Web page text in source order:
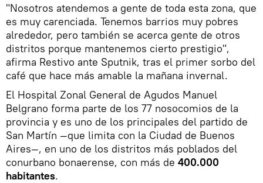
"Nosotros atendemos a gente de toda esta zona, que
es muy carenciada. Tenemos barrios muy pobres
alrededor, pero también se acerca gente de otros
distritos porque mantenemos cierto prestigio",
afirma Restivo ante Sputnik, tras el primer sorbo del
café que hace más amable la mañana invernal.
El Hospital Zonal General de Agudos Manuel
Belgrano forma parte de los 77 nosocomios de la
provincia y es uno de los principales del partido de
San Martín —que limita con la Ciudad de Buenos
Aires—, en uno de los distritos más poblados del
conurbano bonaerense, con más de 400.000
habitantes.